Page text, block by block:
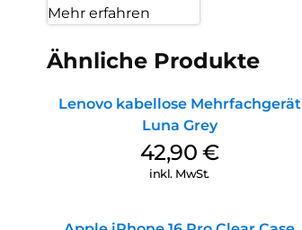
Mehr erfahren
Ähnliche Produkte
Lenovo kabellose Mehrfachgerät
Luna Grey
42,90 €
inkl. MwSt.